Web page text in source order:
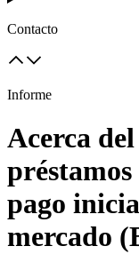
Contacto
Informe
Acerca
pago
mercado